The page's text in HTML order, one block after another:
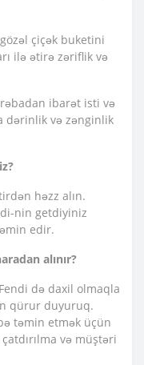
çiçək buketini
ilə ətirə zəriflik və
ibarət isti və
dərinlik və zənginlik
həzz alın.
nin getdiyiniz
edir.
alınır?
də daxil olmaqla
qürur duyuruq.
təmin etmək üçün
və müştəri